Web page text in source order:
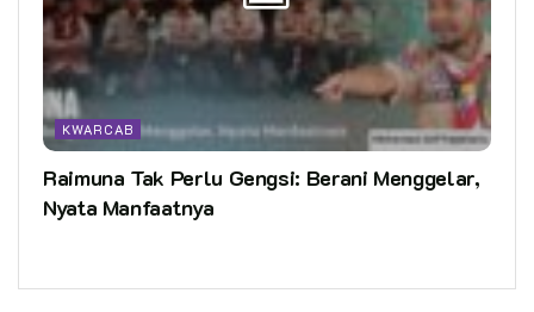
KWARCAB
Raimuna Tak Perlu Gengsi: Berani Menggelar,
Nyata Manfaatnya